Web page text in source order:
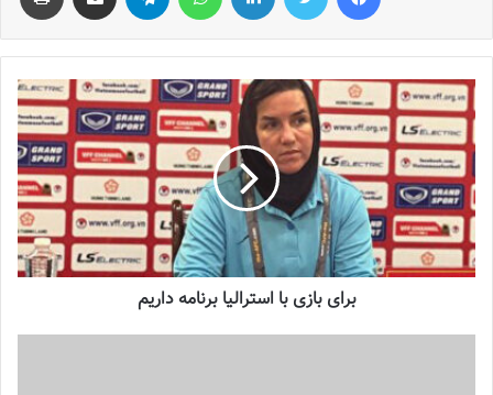
نوشته های مشابه
چالش هاى ليست جدید تيم ملى فوتبال
زنان
2023-06-14
تازه‌ترین خبرها از درمان ۲ ملی‌پوش فوتبال
زنان
2023-12-24
دعوت آزمون از 30 بازیکن به اردوی تیم ملی
برای بازی با استرالیا برنامه داریم